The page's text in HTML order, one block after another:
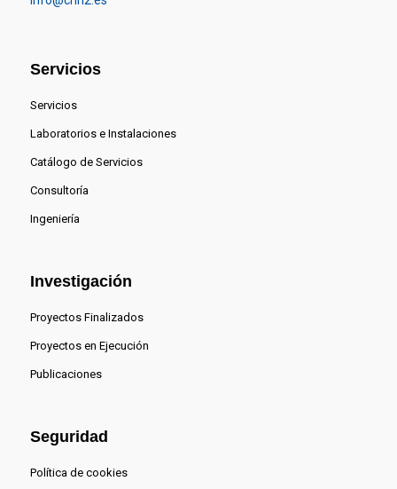
Servicios
Servicios
Laboratorios e Instalaciones
Catálogo de Servicios
Consultoría
Ingeniería
Investigación
Proyectos Finalizados
Proyectos en Ejecución
Publicaciones
Seguridad
Política de cookies